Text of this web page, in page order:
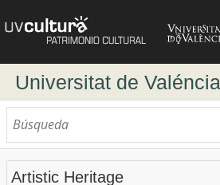
Universitat de Valéncia
Artistic Heritage